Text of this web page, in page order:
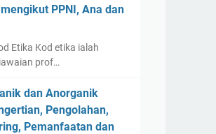
PPNI, Ana dan
Etika Kod etika ialah
prof…
dan Anorganik
Pengolahan,
Pemanfaatan dan